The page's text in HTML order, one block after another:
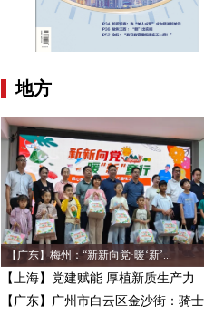
地方
【广东】梅州：“新新向党·暖‘新’...
【上海】党建赋能 厚植新质生产力
【广东】广州市白云区金沙街：骑